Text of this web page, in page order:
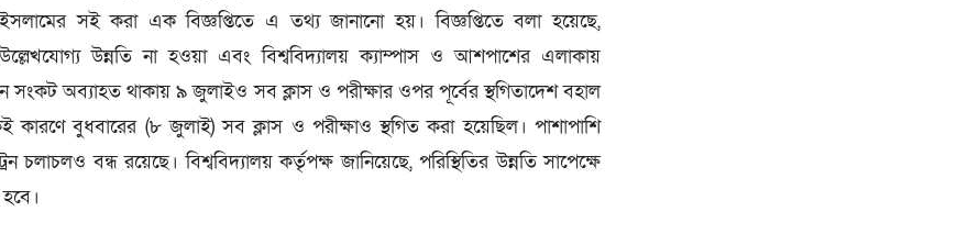
সই করা এক বিজ্ঞপ্তিতে এ তথ্য জানানো হয়। বিজ্ঞপ্তিতে বলা হয়েছে,
উন্নতি না হওয়া এবং বিশ্ববিদ্যালয় ক্যাম্পাস ও আশপাশের এলাকায়
সংকট অব্যাহত থাকায় ৯ জুলাইও সব ক্লাস ও পরীক্ষার ওপর পূর্বের স্থগিতাদেশ বহাল
বুধবারের (৮ জুলাই) সব ক্লাস ও পরীক্ষাও স্থগিত করা হয়েছিল। পাশাপাশি
চলাচলও বন্ধ রয়েছে। বিশ্ববিদ্যালয় কর্তৃপক্ষ জানিয়েছে, পরিস্থিতির উন্নতি সাপেক্ষে